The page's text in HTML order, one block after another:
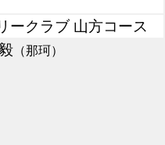
ークラブ 山方コース
（那珂）